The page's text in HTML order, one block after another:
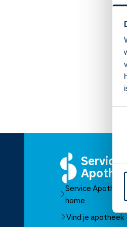
Service
Service Apotheek
home
Vind je apotheek